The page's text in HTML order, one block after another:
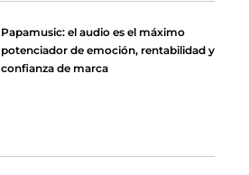
Papamusic: el audio es el máximo
potenciador de emoción, rentabilidad y
confianza de marca